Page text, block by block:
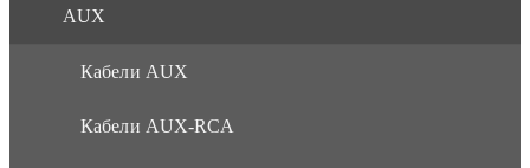
AUX
Кабели AUX
Кабели AUX-RCA